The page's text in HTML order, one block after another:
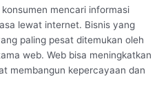
mencari informasi
lewat internet. Bisnis yang
paling pesat ditemukan oleh
web. Web bisa meningkatkan
membangun kepercayaan dan